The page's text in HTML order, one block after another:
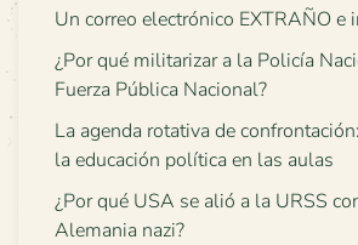
Un correo electrónico EXTRAÑO e
¿Por qué militarizar a la Policía
Fuerza Pública Nacional?
La agenda rotativa de
la educación política en las aulas
¿Por qué USA se alió a la URSS
Alemania nazi?